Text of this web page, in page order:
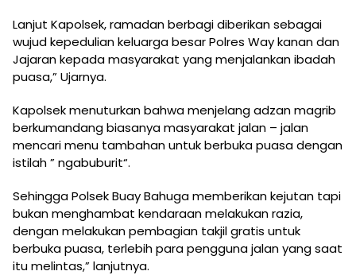
Lanjut Kapolsek, ramadan berbagi diberikan sebagai
wujud kepedulian keluarga besar Polres Way kanan dan
Jajaran kepada masyarakat yang menjalankan ibadah
puasa,” Ujarnya.
Kapolsek menuturkan bahwa menjelang adzan magrib
berkumandang biasanya masyarakat jalan – jalan
mencari menu tambahan untuk berbuka puasa dengan
istilah ” ngabuburit“.
Sehingga Polsek Buay Bahuga memberikan kejutan tapi
bukan menghambat kendaraan melakukan razia,
dengan melakukan pembagian takjil gratis untuk
berbuka puasa, terlebih para pengguna jalan yang saat
itu melintas,” lanjutnya.